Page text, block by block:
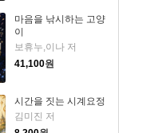
마음을 낚시하는 고양
이
보휴누,이나 저
41,100원
시간을 짓는 시계요정
김미진 저